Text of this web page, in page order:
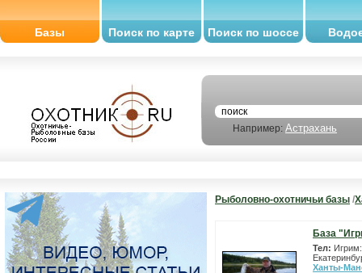
Базы Поиск по карте Поиск по шоссе
Например: Астрахань
Рыболовно-охотничьи базы /
База
Тел:
Ханты-